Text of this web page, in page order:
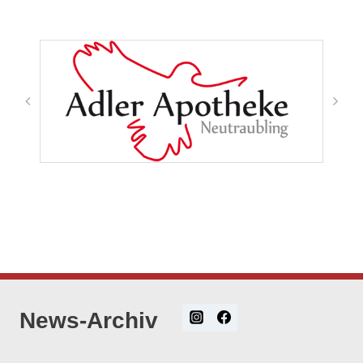
News-Archiv